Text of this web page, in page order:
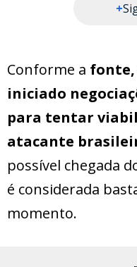
+
Conforme a
iniciado
para tentar
atacante
possível chegada
é considerada
momento.